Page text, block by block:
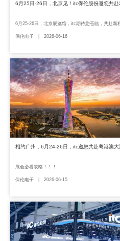
6月25日-26日，北京见！itc保伦股份邀您共
6月25-26日，北京展览馆，itc期待您莅临，共赴新
保伦电子 | 2026-06-16
相约广州，6月24-26日，itc邀您共赴粤港澳
展会必看攻略！！！
保伦电子 | 2026-06-15